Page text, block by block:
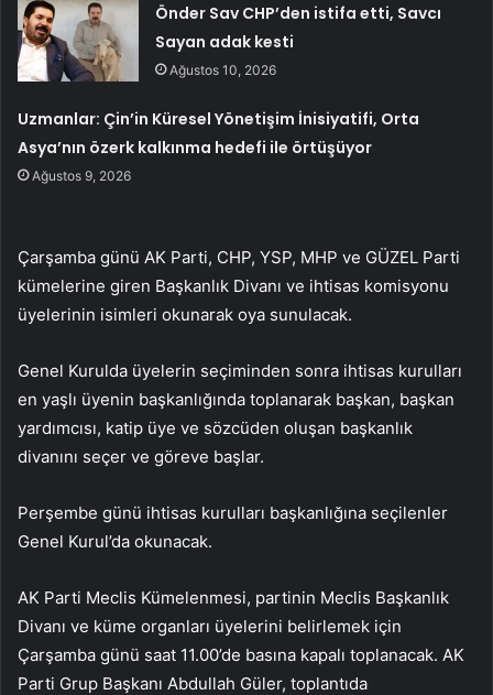
Önder Sav CHP’den istifa etti, Savcı
Sayan adak kesti
Ağustos 10, 2026
Uzmanlar: Çin’in Küresel Yönetişim İnisiyatifi, Orta
Asya’nın özerk kalkınma hedefi ile örtüşüyor
Ağustos 9, 2026
Çarşamba günü AK Parti, CHP, YSP, MHP ve GÜZEL Parti
kümelerine giren Başkanlık Divanı ve ihtisas komisyonu
üyelerinin isimleri okunarak oya sunulacak.
Genel Kurulda üyelerin seçiminden sonra ihtisas kurulları
en yaşlı üyenin başkanlığında toplanarak başkan, başkan
yardımcısı, katip üye ve sözcüden oluşan başkanlık
divanını seçer ve göreve başlar.
Perşembe günü ihtisas kurulları başkanlığına seçilenler
Genel Kurul’da okunacak.
AK Parti Meclis Kümelenmesi, partinin Meclis Başkanlık
Divanı ve küme organları üyelerini belirlemek için
Çarşamba günü saat 11.00’de basına kapalı toplanacak. AK
Parti Grup Başkanı Abdullah Güler, toplantıda